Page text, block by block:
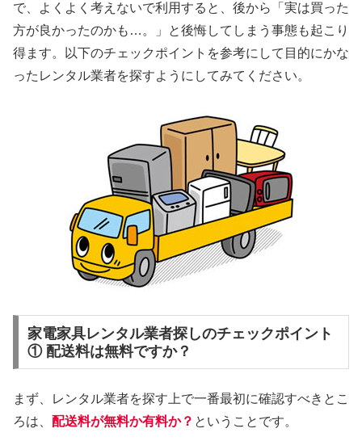
で、よくよく考えないで利用すると、後から「実は買った
方が良かったのかも…。」と後悔してしまう事態も起こり
得ます。以下のチェックポイントを参考にして目的にかな
ったレンタル業者を探すようにしてみてください。
家電家具レンタル業者探しのチェックポイント
① 配送料は無料ですか？
まず、レンタル業者を探す上で一番最初に確認すべきとこ
ろは、 配送料が無料か有料か？ ということです。